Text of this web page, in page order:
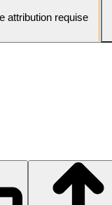
attribution requise